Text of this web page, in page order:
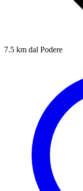
7.5 km dal Podere